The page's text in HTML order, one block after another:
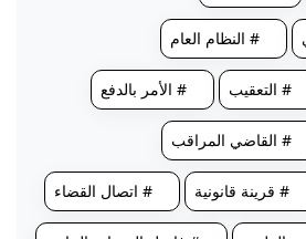
# النظام العام
# التعقيب # الأمر بالدفع
# القاضي المراقب
# قرينة قانونية # اتصال القضاء